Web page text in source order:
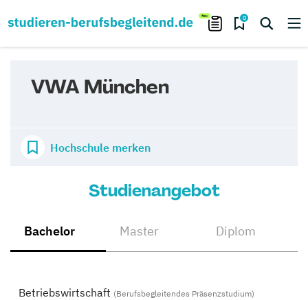
0
VWA München
Hochschule merken
Studienangebot
Bachelor Master Diplom
Betriebswirtschaft (Berufsbegleitendes Präsenzstudium)